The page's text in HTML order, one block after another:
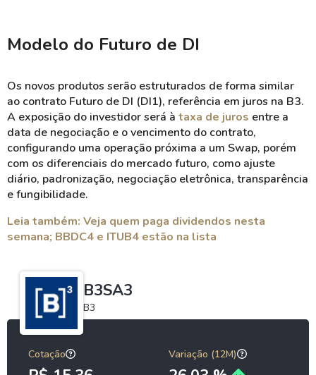
Modelo do Futuro de DI
Os novos produtos serão estruturados de forma similar
ao contrato Futuro de DI (DI1), referência em juros na B3.
A exposição do investidor será à taxa de juros entre a
data de negociação e o vencimento do contrato,
configurando uma operação próxima a um Swap, porém
com os diferenciais do mercado futuro, como ajuste
diário, padronização, negociação eletrônica, transparência
e fungibilidade.
Leia também: Veja quem paga dividendos nesta
semana; BBDC4 e ITUB4 estão na lista
B3SA3
B3
Cotação Variação (12M)